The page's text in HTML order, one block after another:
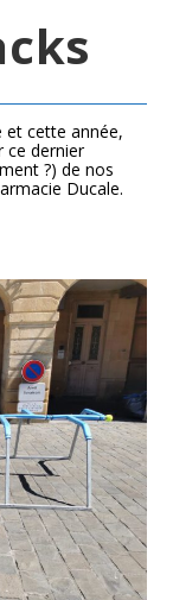
et cette année,
ce dernier
?) de nos
Ducale.